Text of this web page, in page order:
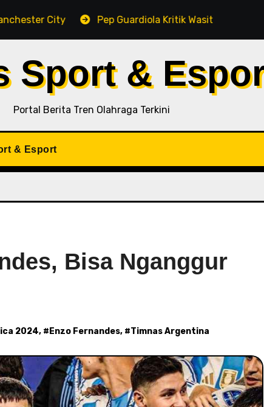
Pep Guardiola Kritik Wasit di Tengah
Sport &
Portal Berita Tren Olahraga Terkini
& Esport
Bisa Nganggur
2024, # Enzo Fernandes, #Timnas Argentina